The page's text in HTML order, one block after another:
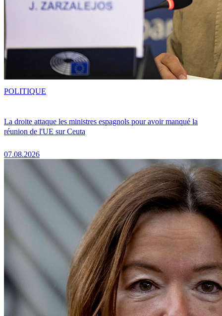
La droite attaque les ministres espagnols pour avoir manqué la
réunion de l'UE sur Ceuta
07.08.2026
POLITIQUE